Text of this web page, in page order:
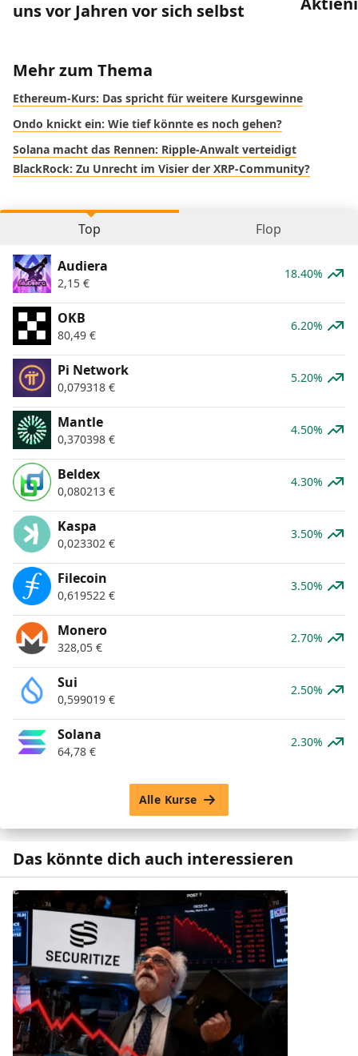
uns vor Jahren vor sich selbst
Mehr zum Thema
Ethereum-Kurs: Das spricht für weitere Kursgewinne
Ondo knickt ein: Wie tief könnte es noch gehen?
Solana macht das Rennen: Ripple-Anwalt verteidigt
BlackRock: Zu Unrecht im Visier der XRP-Community?
Top Flop
Audiera
2,15 €
18.40%
OKB
80,49 €
6.20%
Pi Network
0,079318 €
5.20%
Mantle
0,370398 €
4.50%
Beldex
0,080213 €
4.30%
Kaspa
0,023302 €
3.50%
Filecoin
0,619522 €
3.50%
Monero
328,05 €
2.70%
Sui
0,599019 €
2.50%
Solana
64,78 €
2.30%
Alle Kurse
Das könnte dich auch interessieren